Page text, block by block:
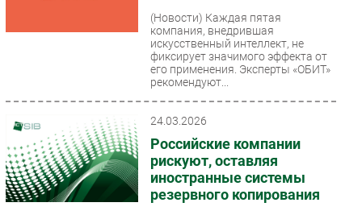
(Новости) Каждая пятая
компания, внедрившая
искусственный интеллект, не
фиксирует значимого эффекта от
его применения. Эксперты «ОБИТ»
рекомендуют...
24.03.2026
Российские компании
рискуют, оставляя
иностранные системы
резервного копирования